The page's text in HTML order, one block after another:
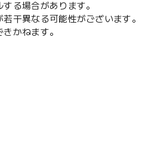
る場合があります。
干異なる可能性がございます。
かねます。